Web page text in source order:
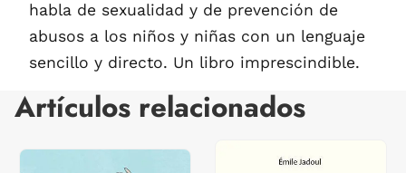
habla de sexualidad y de prevención de
abusos a los niños y niñas con un lenguaje
sencillo y directo. Un libro imprescindible.
Artículos relacionados